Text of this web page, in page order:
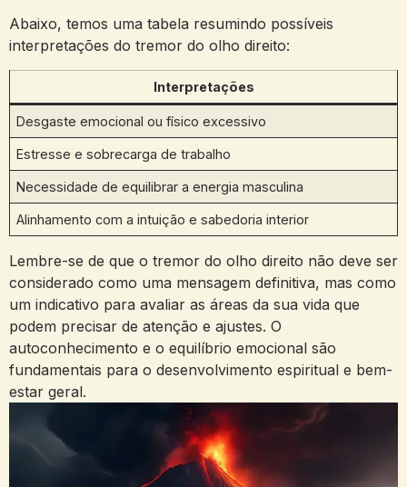
Abaixo,‌ temos uma tabela resumindo possíveis
⁤interpretações ⁤do tremor do olho direito:
Interpretações
Desgaste emocional ou físico excessivo
Estresse e‌ sobrecarga de trabalho
Necessidade de equilibrar​ a energia masculina
Alinhamento com ‍a intuição e sabedoria ⁢interior
Lembre-se de ‌que‌ o ‌tremor do olho‌ direito não deve ser
considerado como uma mensagem definitiva,‍ mas ‌como⁢
um indicativo para ⁤avaliar as áreas‍ da⁢ sua vida‌ que
podem precisar de atenção ⁢e ajustes. ​O‌
autoconhecimento e o equilíbrio ​emocional são
fundamentais para o desenvolvimento espiritual e bem-
estar ⁤geral.